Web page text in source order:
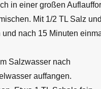
in einer großen
Mit 1/2 TL Salz und
nach 15 Minuten
Salzwasser nach
auffangen.